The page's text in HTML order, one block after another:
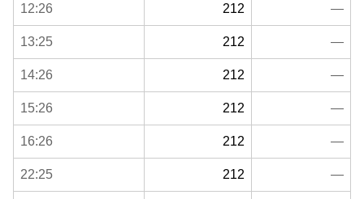
12:26 212 —
13:25 212 —
14:26 212 —
15:26 212 —
16:26 212 —
22:25 212 —